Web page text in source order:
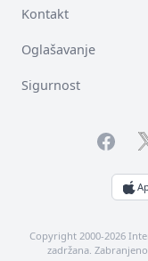
Kontakt
Oglašavanje
Sigurnost
Copyright 2000-2026
zadržana.